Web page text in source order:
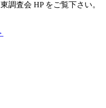
調査会 HP をご覧下さい。